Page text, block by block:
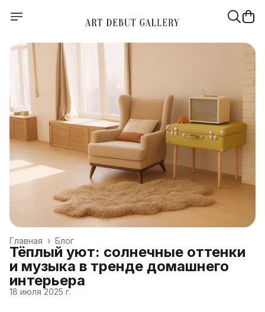
Блог
Главная ›
Тёплый уют: солнечные оттенки
и музыка в тренде домашнего
интерьера
18 июля 2025 г.